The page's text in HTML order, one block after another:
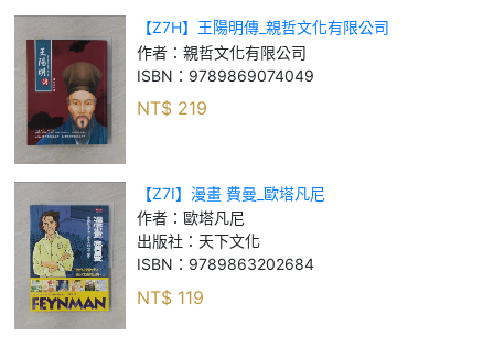
【Z7H】王陽明傳_親哲文化有限公司
作者： 親哲文化有限公司
ISBN： 9789869074049
NT$ 219
【Z7I】漫畫 費曼_歐塔凡尼
作者： 歐塔凡尼
出版社： 天下文化
ISBN： 9789863202684
NT$ 119